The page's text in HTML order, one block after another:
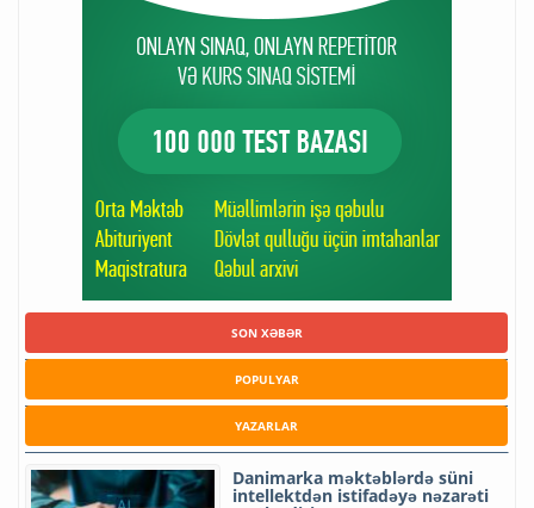
SON XƏBƏR
POPULYAR
YAZARLAR
Danimarka məktəblərdə süni
intellektdən istifadəyə nəzarəti